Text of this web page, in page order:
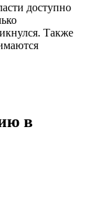
доступно
Также
в